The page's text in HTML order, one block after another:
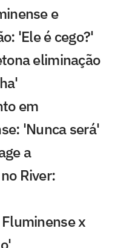
e
'Ele é cego?'
eliminação
em
'Nunca será'
a
River:
x